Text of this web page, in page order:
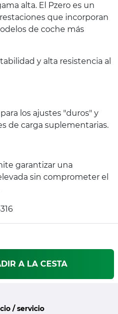
alta. El Pzero es un
que incorporan
de coche más
y alta resistencia al
los ajustes "duros" y
de carga suplementarias.
garantizar una
sin comprometer el
A LA CESTA
/ servicio